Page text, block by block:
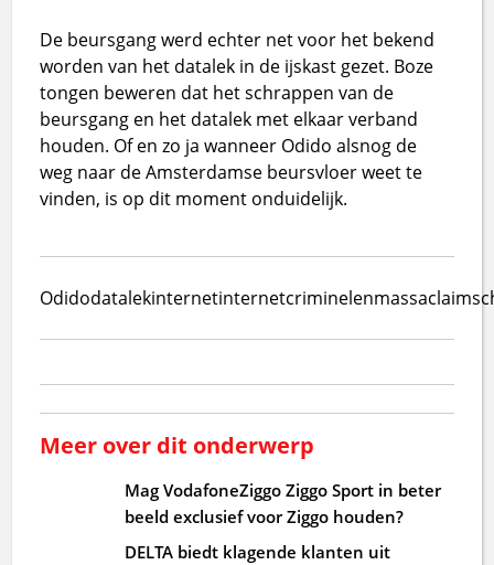
De beursgang werd echter net voor het bekend
worden van het datalek in de ijskast gezet. Boze
tongen beweren dat het schrappen van de
beursgang en het datalek met elkaar verband
houden. Of en zo ja wanneer Odido alsnog de
weg naar de Amsterdamse beursvloer weet te
vinden, is op dit moment onduidelijk.
Odidodatalekinternetinternetcriminelenmassaclaim
Meer over dit onderwerp
Mag VodafoneZiggo Ziggo Sport in beter
beeld exclusief voor Ziggo houden?
DELTA biedt klagende klanten uit